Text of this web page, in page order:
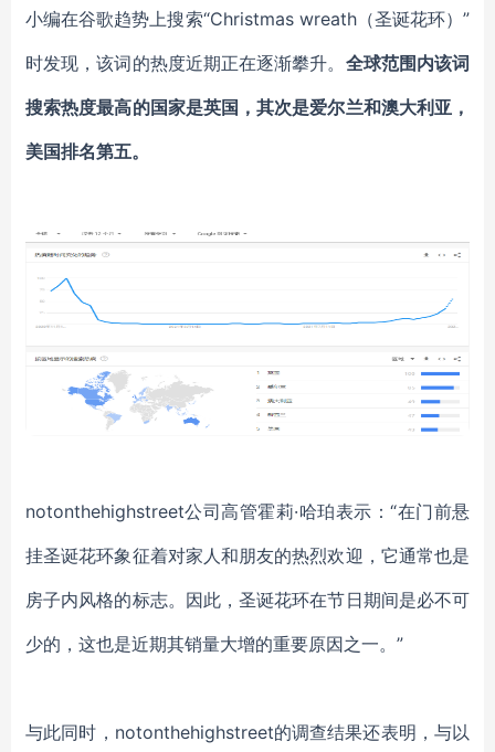
小编在谷歌趋势上搜索“Christmas wreath（圣诞花环）”
时发现，该词的热度近期正在逐渐攀升。 全球范围内该词
搜索热度最高的国家是英国，其次是爱尔兰和澳大利亚，
美国排名第五。
notonthehighstreet公司高管霍莉·哈珀表示：“在门前悬
挂圣诞花环象征着对家人和朋友的热烈欢迎，它通常也是
房子内风格的标志。因此，圣诞花环在节日期间是必不可
少的，这也是近期其销量大增的重要原因之一。 ”
与此同时， notonthehighstreet的调查结果还表明，与以